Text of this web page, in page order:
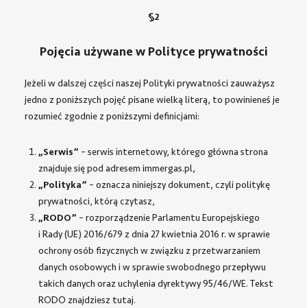
§2
Pojęcia używane w Polityce prywatności
Jeżeli w dalszej części naszej Polityki prywatności zauważysz
jedno z poniższych pojęć pisane wielką literą, to powinieneś je
rozumieć zgodnie z poniższymi definicjami:
„Serwis” – serwis internetowy, którego główna strona
znajduje się pod adresem immergas.pl,
„Polityka” – oznacza niniejszy dokument, czyli politykę
prywatności, którą czytasz,
„RODO” – rozporządzenie Parlamentu Europejskiego
i Rady (UE) 2016/679 z dnia 27 kwietnia 2016 r. w sprawie
ochrony osób fizycznych w związku z przetwarzaniem
danych osobowych i w sprawie swobodnego przepływu
takich danych oraz uchylenia dyrektywy 95/46/WE. Tekst
RODO znajdziesz tutaj.